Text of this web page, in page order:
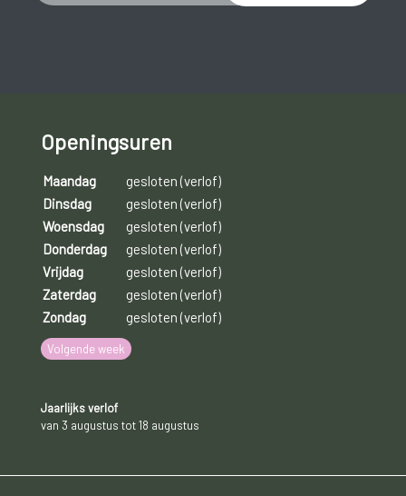
Openingsuren
Maandag
gesloten (verlof)
Dinsdag
gesloten (verlof)
Woensdag
gesloten (verlof)
Donderdag
gesloten (verlof)
Vrijdag
gesloten (verlof)
Zaterdag
gesloten (verlof)
Zondag
gesloten (verlof)
Volgende week
Jaarlijks verlof
van 3 augustus tot 18 augustus